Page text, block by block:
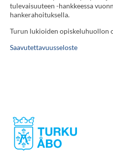
tulevaisuuteen -hankkeessa
hankerahoituksella.
Turun lukioiden opiskeluhuollon
Saavutettavuusseloste